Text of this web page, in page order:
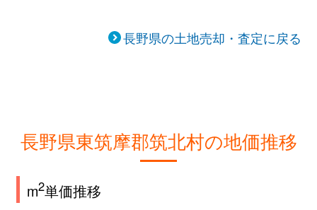
長野県の土地売却・査定に戻る
長野県東筑摩郡筑北村の地価推移
m2単価推移